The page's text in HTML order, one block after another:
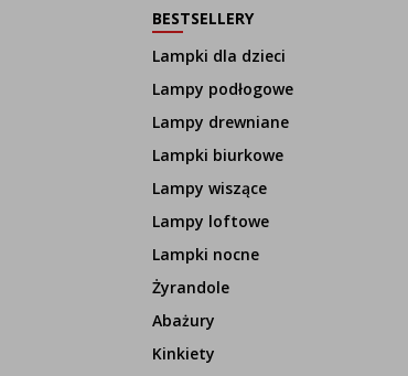
BESTSELLERY
Lampki dla dzieci
Lampy podłogowe
Lampy drewniane
Lampki biurkowe
Lampy wiszące
Lampy loftowe
Lampki nocne
Żyrandole
Abażury
Kinkiety